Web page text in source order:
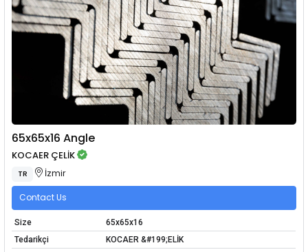
65x65x16 Angle
KOCAER ÇELİK
TR İzmir
Contact Us
Size
65x65x16
Tedarikçi
KOCAER &#199;ELİK